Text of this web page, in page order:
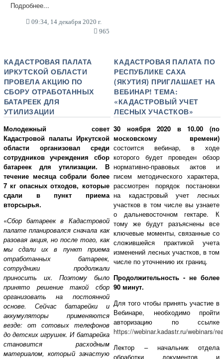
Подробнее...
09:34, 14 декабря 2020 г.
965
КАДАСТРОВАЯ ПАЛАТА
ИРКУТСКОЙ ОБЛАСТИ
ПРОВЕЛА АКЦИЮ ПО
СБОРУ ОТРАБОТАННЫХ
БАТАРЕЕК ДЛЯ
УТИЛИЗАЦИИ
Молодежный совет
Кадастровой палаты Иркутской
области организовал среди
сотрудников учреждения сбор
батареек для утилизации. В
течение месяца собрали более
7 кг опасных отходов, которые
сдали в пункт приема
вторсырья.
«Сбор батареек в Кадастровой
палате планировался сначала как
разовая акция, но после того, как
мы сдали их в пункт приема
отработанных батареек,
сотрудники продолжали
приносить их. Поэтому было
принято решение такой сбор
организовать на постоянной
основе. Сейчас батарейки и
аккумуляторы применяются
везде: от сотовых телефонов
до детских игрушек. И батарейка
становится расходным
материалом, который зачастую
КАДАСТРОВАЯ ПАЛАТА ПО
РЕСПУБЛИКЕ САХА
(ЯКУТИЯ) ПРИГЛАШАЕТ НА
ВЕБИНАР! ТЕМА:
«КАДАСТРОВЫЙ УЧЕТ
ЛЕСНЫХ УЧАСТКОВ»
30 ноября 2020 в 10.00 (по
московскому времени)
состоится вебинар, в ходе
которого будет проведен обзор
нормативно-правовых актов и
писем методического характера,
рассмотрен порядок постановки
на кадастровый учет лесных
участков в том числе вы узнаете
о дальневосточном гектаре. К
тому же будут разъяснены все
ключевые моменты, связанные со
сложившейся практикой учета
изменений лесных участков, в том
числе по уточнению их границ.
Продолжительность - не более
90 минут.
Для того чтобы принять участие в
Вебинаре, необходимо пройти
авторизацию по ссылке
https://webinar.kadastr.ru/webinars/
Лектор – начальник отдела
обработки документов и